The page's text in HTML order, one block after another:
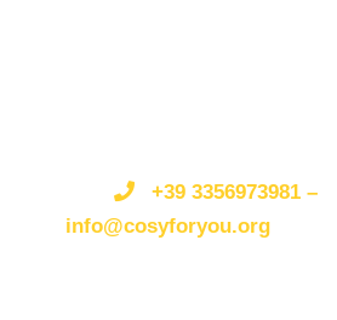
+39 3356973981 –
info@cosyforyou.org